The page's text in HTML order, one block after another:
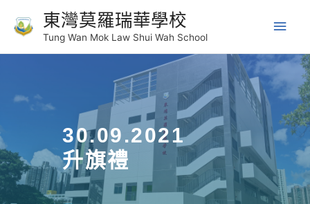
東灣莫羅瑞華學校
Tung Wan Mok Law Shui Wah School
30.09.2021
升旗禮